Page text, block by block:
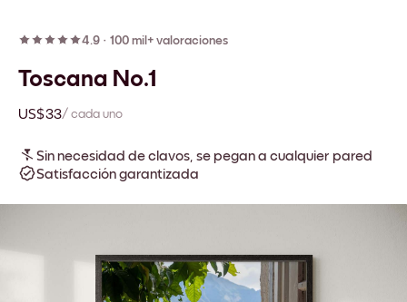
4.9 · 100 mil+ valoraciones
Toscana No.1
US$33/ cada uno
Sin necesidad de clavos, se pegan a cualquier pared
Satisfacción garantizada